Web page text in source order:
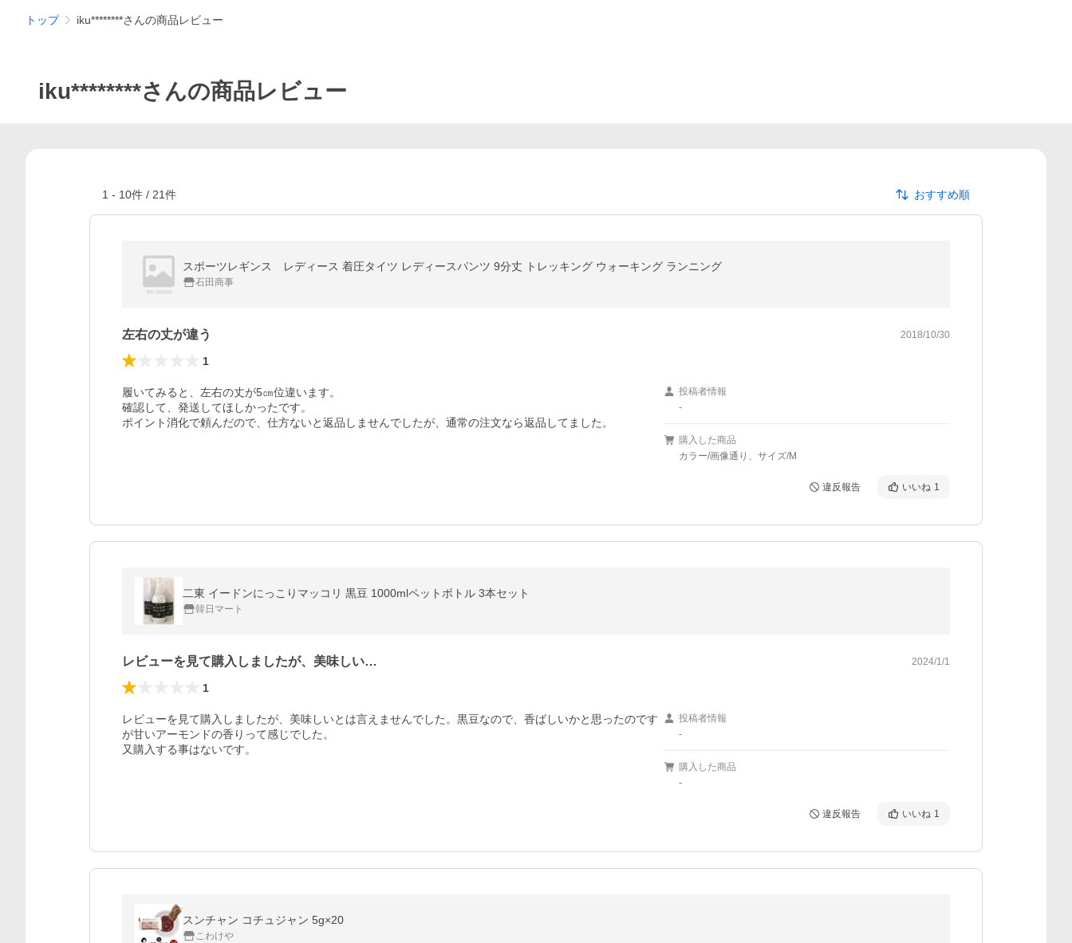
トップ iku********さんの商品レビュー
iku********さんの商品レビュー
1 - 10件 / 21件 おすすめ順
スポーツレギンス レディース 着圧タイツ レディースパンツ 9分丈 トレッキング ウォーキング ランニング
石田商事
左右の丈が違う 2018/10/30
1
履いてみると、左右の丈が5㎝位違います。
確認して、発送してほしかったです。
ポイント消化で頼んだので、仕方ないと返品しませんでしたが、通常の注文なら返品してました。
投稿者情報
-
購入した商品
カラー/画像通り、サイズ/M
違反報告 いいね 1
二東 イードンにっこりマッコリ 黒豆 1000mlペットボトル 3本セット
韓日マート
レビューを見て購入しましたが、美味しい… 2024/1/1
1
レビューを見て購入しましたが、美味しいとは言えませんでした。黒豆なので、香ばしいかと思ったのです
が甘いアーモンドの香りって感じでした。
投稿者情報
-
購入した商品
-
違反報告 いいね 1
スンチャン コチュジャン 5g×20
こわけや